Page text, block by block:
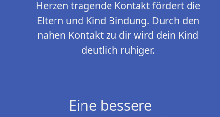
Herzen tragende Kontakt fördert die
Eltern und Kind Bindung. Durch den
nahen Kontakt zu dir wird dein Kind
deutlich ruhiger.
Eine bessere